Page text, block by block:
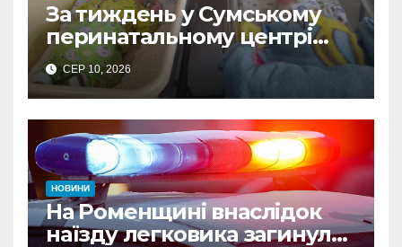
За тиждень у Сумському
перинатальному центрі
Пресвятої Діви Марії
народилося 15 дітей
СЕР 10, 2026
НОВИНИ
На Роменщині внаслідок
наїзду легковика загинула